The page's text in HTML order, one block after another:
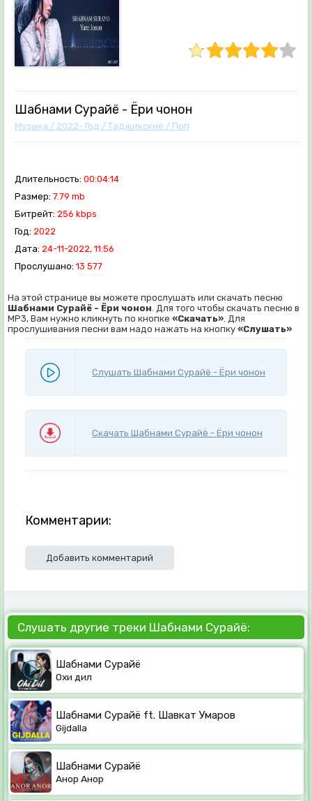
Шабнами Сурайё - Ёри чонон
Музыка / 2022- Год / Таджикские / Поп
Длительность: 00:04:14
Размер: 7.79 mb
Битрейт: 256 kbps
Год: 2022
Дата: 24-11-2022, 11:56
Прослушано: 13 577
На этой странице вы можете прослушать или скачать песню
Шабнами Сурайё - Ёри чонон. Для того чтобы скачать песню в
MP3, Вам нужно кликнуть по кнопке «Скачать». Для
прослушивания песни вам надо нажать на кнопку «Слушать»
Слушать Шабнами Сурайё - Ёри чонон
Скачать Шабнами Сурайё - Ёри чонон
Комментарии:
Добавить комментарий
Слушать другие треки Шабнами Сурайё:
Шабнами Сурайё
Охи дил
Шабнами Сурайё ft. Шавкат Умаров
Gijdalla
Шабнами Сурайё
Анор Анор